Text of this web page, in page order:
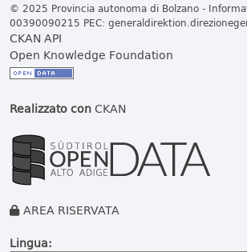
© 2025 Provincia autonoma di Bolzano -
00390090215 PEC:
CKAN API
Open Knowledge Foundation
Realizzato conCKAN
AREA RISERVATA
Lingua